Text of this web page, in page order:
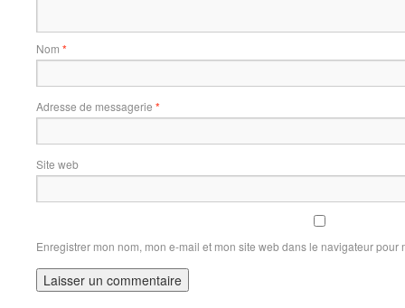
Nom *
Adresse de messagerie *
Site web
Enregistrer mon nom, mon e-mail et mon site web dans le navigateur pour